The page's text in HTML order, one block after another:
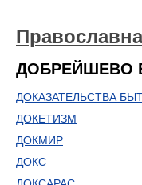
ДОБРЕЙШЕВО
ДОКАЗАТЕЛЬСТВА
ДОКЕТИЗМ
ДОКМИР
ДОКС